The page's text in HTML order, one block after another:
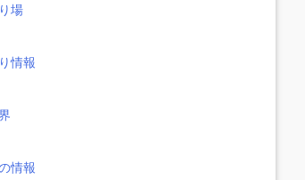
場
情報
情報